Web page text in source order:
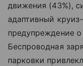
движения (43%),
адаптивный
предупреждение
Беспроводная
парковки